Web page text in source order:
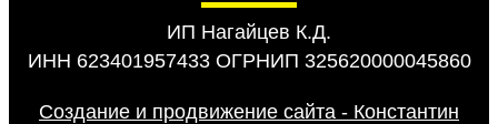
ИП Нагайцев К.Д.
ИНН 623401957433 ОГРНИП 325620000045860
Создание и продвижение сайта - Константин